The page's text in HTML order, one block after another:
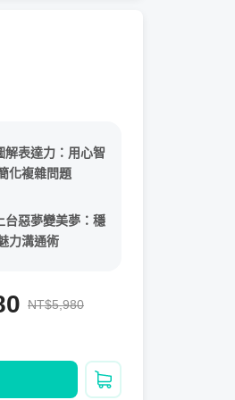
解表達力：用心智
化複雜問題
上台惡夢變美夢：穩
力溝通術
NT$5,980